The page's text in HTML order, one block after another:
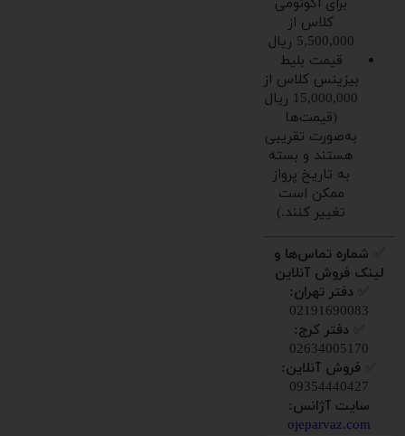
برای اکونومی
کلاس از
5,500,000 ریال
قیمت بلیط
بیزینس کلاس از
15,000,000 ریال
(قیمت‌ها
به‌صورت تقریبی
هستند و بسته
به تاریخ پرواز
ممکن است
تغییر کنند.)
شماره تماس‌ها و
لینک فروش آنلاین
دفتر تهران:
02191690083
دفتر کرج:
02634005170
فروش آنلاین:
09354440427
سایت آژانس:
ojeparvaz.com